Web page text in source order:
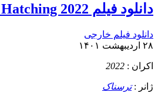
دانلود فیلم Hatching 2022 جوجه کشی
دانلود فیلم خارجی
۲۸ اردیبهشت ۱۴۰۱
اکران : 2022
ژانر :ترسناک